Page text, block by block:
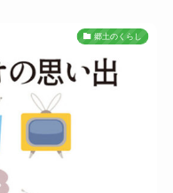
郷土のくらし